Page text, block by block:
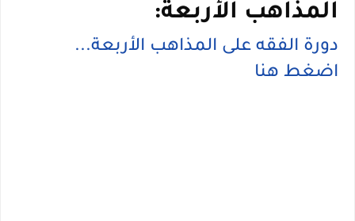
المذاهب الأربعة:
دورة الفقه على المذاهب الأربعة...
اضغط هنا